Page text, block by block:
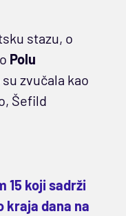
stazu, o
Polu
zvučala kao
Šefild
15 koji sadrži
kraja dana na